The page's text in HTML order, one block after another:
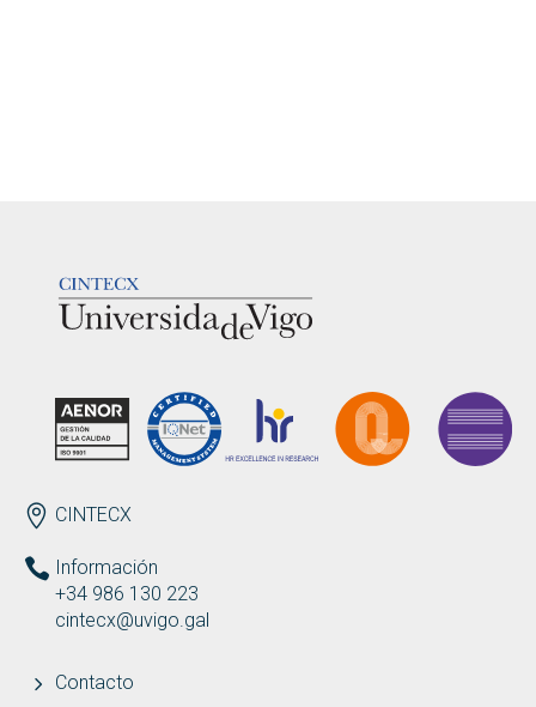
ENDEREZO ES
CINTECX
Información
+34 986 130 223
cintecx@uvigo.gal
Contacto